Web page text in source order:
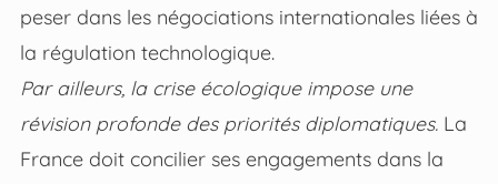
peser dans les négociations internationales liées à
la régulation technologique.
Par ailleurs, la crise écologique impose une
révision profonde des priorités diplomatiques.La
France doit concilier ses engagements dans la